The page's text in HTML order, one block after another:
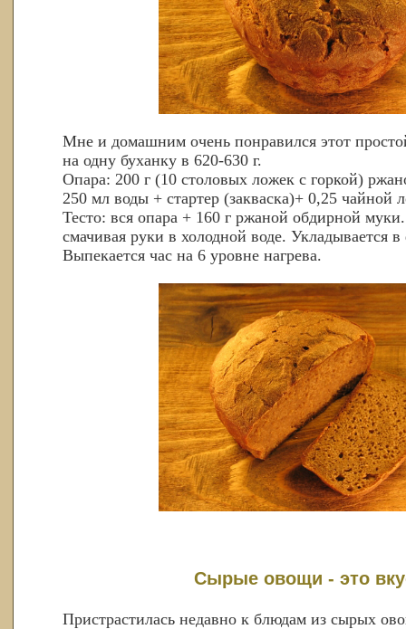
Мне и домашним очень понравился этот
на одну буханку в 620-630 г.
Опара: 200 г (10 столовых ложек с горкой)
250 мл воды + стартер (закваска)+ 0,25 чайной
Тесто: вся опара + 160 г ржаной обдирной
смачивая руки в холодной воде. Укладывается в
Выпекается час на 6 уровне нагрева.
Сырые овощи - это
Пристрастилась недавно к блюдам из сырых